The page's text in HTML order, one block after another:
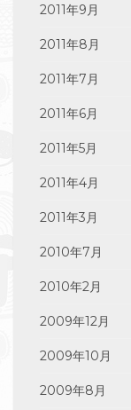
2011年9月
2011年8月
2011年7月
2011年6月
2011年5月
2011年4月
2011年3月
2010年7月
2010年2月
2009年12月
2009年10月
2009年8月